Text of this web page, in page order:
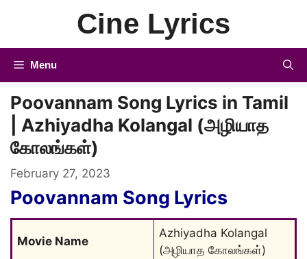
Cine Lyrics
Menu
Poovannam Song Lyrics in Tamil
| Azhiyadha Kolangal (அழியாத
கோலங்கள்)
February 27, 2023
Poovannam Song Lyrics
Movie Name
Azhiyadha Kolangal
(அழியாத கோலங்கள்)